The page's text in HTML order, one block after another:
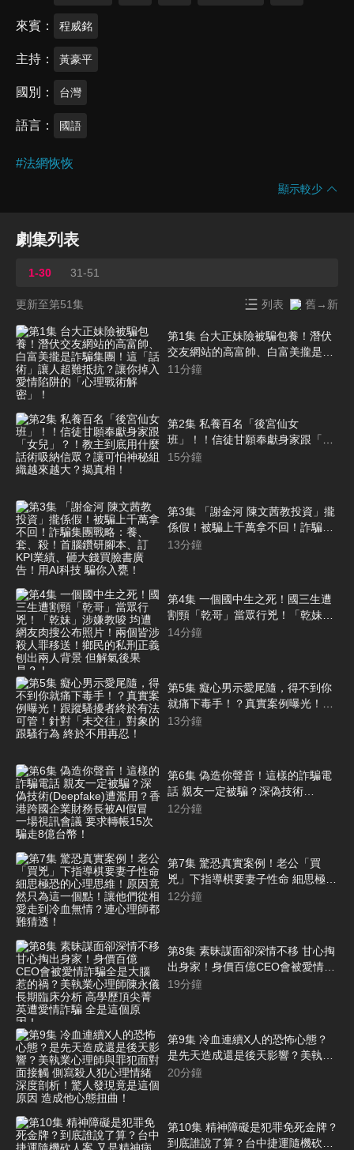
來賓 程威銘
主持 黃豪平
國別 台灣
語言 國語
#法網恢恢
顯示較少
劇集列表
1-30 31-51
更新至第51集 列表 舊→新
第1集 台大正妹險被騙包養！潛伏
交友網站的高富帥、白富美攏是詐
騙集團！這「話術」讓人超難抵
11分鐘
第2集 私養百名「後宮仙女
班」！！信徒甘願奉獻身家跟「女
兒」？！教主到底用什麼話術吸納
15分鐘
第3集 「謝金河 陳文茜教投資」攏
係假！被騙上千萬拿不回！詐騙集
團戰略：養、套、殺！首腦鑽研腳
13分鐘
第4集 一個國中生之死！國三生遭
割頸「乾哥」當眾行兇！「乾妹」
涉嫌教唆 均遭網友肉搜公布照片！
14分鐘
第5集 癡心男示愛尾隨，得不到你
就痛下毒手！？真實案例曝光！跟
蹤騷擾者終於有法可管！針對「未
13分鐘
第6集 偽造你聲音！這樣的詐騙電
話 親友一定被騙？深偽技術
(Deepfake)遭濫用？香港跨國企業
12分鐘
第7集 驚恐真實案例！老公「買
兇」下指導棋要妻子性命 細思極恐
的心理思維！原因竟然只為這一個
12分鐘
第8集 素昧謀面卻深情不移 甘心掏
出身家！身價百億CEO會被愛情詐
騙全是大腦惹的禍？美執業心理師
19分鐘
第9集 冷血連續X人的恐怖心態？
是先天造成還是後天影響？美執業
心理師與罪犯面對面接觸 側寫殺人
20分鐘
第10集 精神障礙是犯罪免死金牌？
到底誰說了算？台中捷運隨機砍人